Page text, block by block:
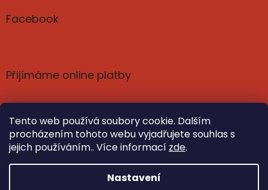
Tento web používá soubory cookie. Dalším
procházením tohoto webu vyjadřujete souhlas s
jejich používáním.. Více informací zde.
Nastavení
Facebook
Přijímáme online platby
Nastavil tým EshopyUmíme.cz